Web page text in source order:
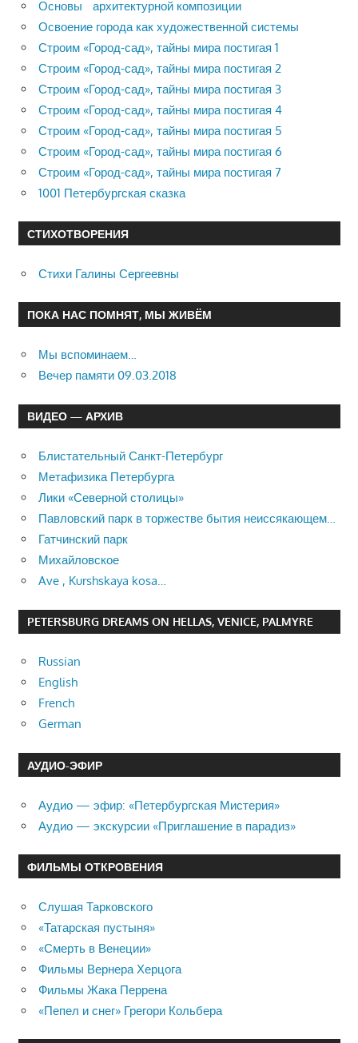
Основы архитектурной композиции
Освоение города как художественной системы
Строим «Город-сад», тайны мира постигая 1
Строим «Город-сад», тайны мира постигая 2
Строим «Город-сад», тайны мира постигая 3
Строим «Город-сад», тайны мира постигая 4
Строим «Город-сад», тайны мира постигая 5
Строим «Город-сад», тайны мира постигая 6
Строим «Город-сад», тайны мира постигая 7
1001 Петербургская сказка
СТИХОТВОРЕНИЯ
Стихи Галины Сергеевны
ПОКА НАС ПОМНЯТ, МЫ ЖИВЁМ
Мы вспоминаем…
Вечер памяти 09.03.2018
ВИДЕО — АРХИВ
Блистательный Санкт-Петербург
Метафизика Петербурга
Лики «Северной столицы»
Павловский парк в торжестве бытия неиссякающем…
Гатчинский парк
Михайловское
Ave , Kurshskaya kosa…
PETERSBURG DREAMS ON HELLAS, VENICE, PALMYRE
Russian
English
French
German
АУДИО-ЭФИР
Аудио — эфир: «Петербургская Мистерия»
Аудио — экскурсии «Приглашение в парадиз»
ФИЛЬМЫ ОТКРОВЕНИЯ
Слушая Тарковского
«Татарская пустыня»
«Смерть в Венеции»
Фильмы Вернера Херцога
Фильмы Жака Перрена
«Пепел и снег» Грегори Кольбера